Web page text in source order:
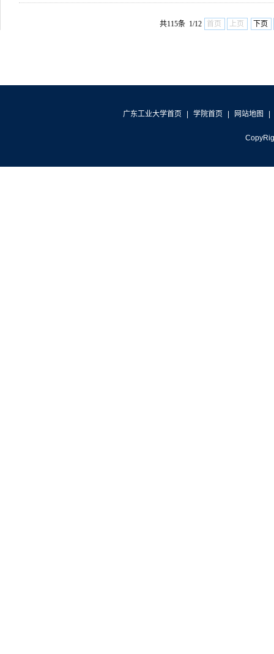
共115条 1/12 首页 上页 下页
广东工业大学首页 学院首页 网站地图